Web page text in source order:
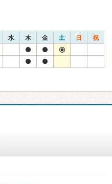
水 木 金 土 日 祝